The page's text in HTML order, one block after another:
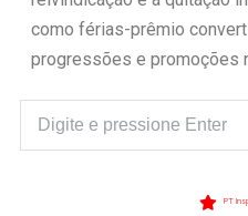
como férias-prêmio
progressões e promoções
PT